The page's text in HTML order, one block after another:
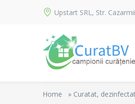
Upstart SRL, Str.
Home » Curatat,